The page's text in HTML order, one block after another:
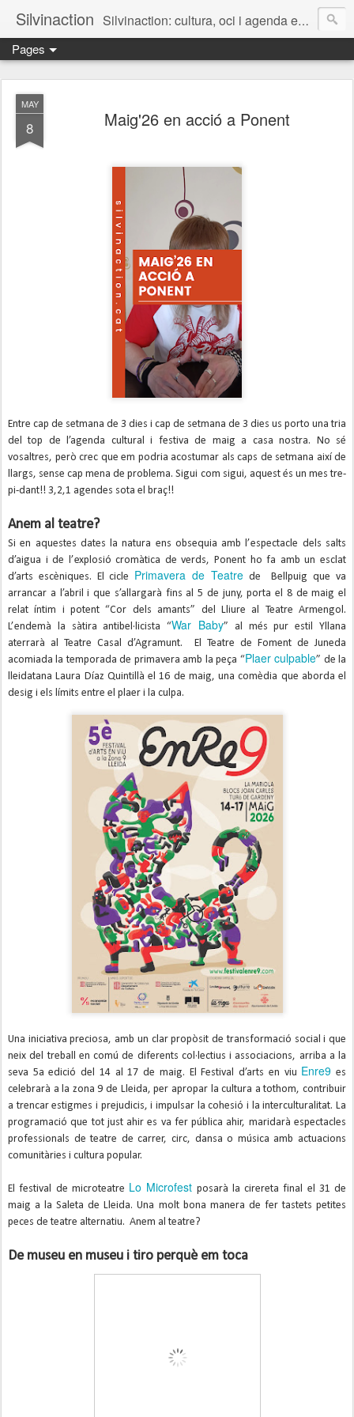
Silvinaction Silvinaction: cultura, oci i agenda en acció pel públic adult a Lleida
Pages
MAY
8 Maig'26 en acció a Ponent
Entre cap de setmana de 3 dies i cap de setmana de 3 dies us porto una tria
del top de l’agenda cultural i festiva de maig a casa nostra. No sé
vosaltres, però crec que em podria acostumar als caps de setmana així de
llargs, sense cap mena de problema. Sigui com sigui, aquest és un mes tre-
pi-dant!! 3,2,1 agendes sota el braç!!
Anem al teatre?
Si en aquestes dates la natura ens obsequia amb l’espectacle dels salts
d’aigua i de l’explosió cromàtica de verds, Ponent ho fa amb un esclat
d’arts escèniques. El cicle Primavera de Teatrede Bellpuig que va
arrancar a l’abril i que s’allargarà fins al 5 de juny, porta el 8 de maig el
relat íntim i potent “Cor dels amants” del Lliure al Teatre Armengol.
L’endemà la sàtira antibel·licista “War Baby” al més pur estil Yllana
aterrarà al Teatre Casal d’Agramunt. El Teatre de Foment de Juneda
acomiada la temporada de primavera amb la peça “Plaer culpable” de la
lleidatana Laura Díaz Quintillà el 16 de maig, una comèdia que aborda el
desig i els límits entre el plaer i la culpa.
Una iniciativa preciosa, amb un clar propòsit de transformació social i que
neix del treball en comú de diferents col·lectius i associacions, arriba a la
seva 5a edició del 14 al 17 de maig. El Festival d’arts en viu Enre9 es
celebrarà a la zona 9 de Lleida, per apropar la cultura a tothom, contribuir
a trencar estigmes i prejudicis, i impulsar la cohesió i la interculturalitat. La
programació que tot just ahir es va fer pública ahir, maridarà espectacles
professionals de teatre de carrer, circ, dansa o música amb actuacions
comunitàries i cultura popular.
El festival de microteatre Lo Microfest posarà la cirereta final el 31 de
maig a la Saleta de Lleida. Una molt bona manera de fer tastets petites
peces de teatre alternatiu. Anem al teatre?
De museu en museu i tiro perquè em toca